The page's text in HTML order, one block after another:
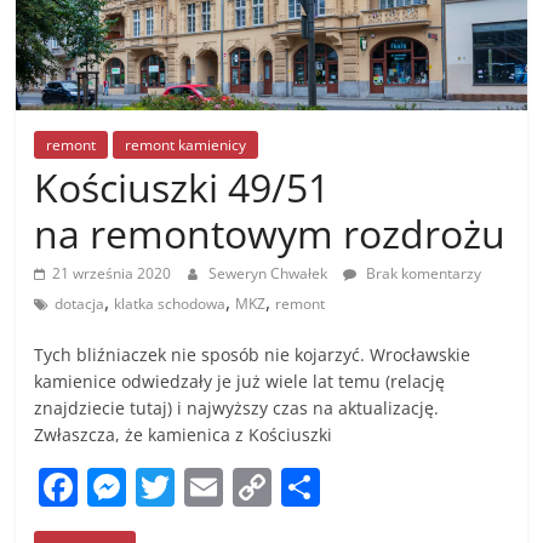
remont remont kamienicy
Kościuszki 49/51
na remontowym rozdrożu
21 września 2020 Seweryn Chwałek
Brak komentarzy
dotacja, klatka schodowa, MKZ, remont
Tych bliźniaczek nie sposób nie kojarzyć. Wrocławskie
kamienice odwiedzały je już wiele lat temu (relację
znajdziecie tutaj) i najwyższy czas na aktualizację.
Zwłaszcza, że kamienica z Kościuszki
F
a
M
e
T E C